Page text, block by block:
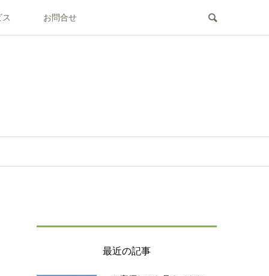
お問合せ
最近の記事